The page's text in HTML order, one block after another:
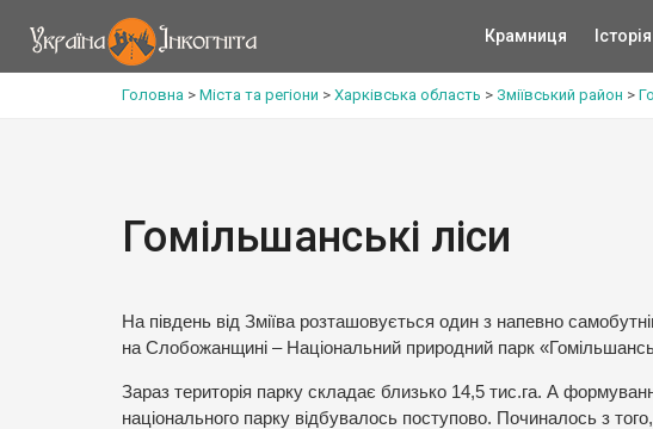
Крамниця
Головна > Міста та регіони > Харківська область > Зміївський район >
Гомільшанські ліси
На південь від Зміїва розташовується один з напевно
на Слобожанщині – Національний природний парк
Зараз територія парку складає близько 14,5 тис.га. А
національного парку відбувалось поступово. Починалось з